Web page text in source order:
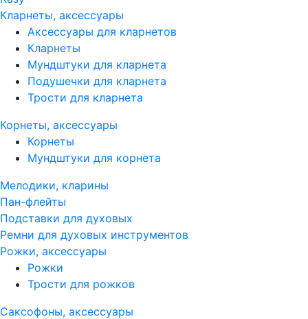
Кларнеты, аксессуары
Аксессуары для кларнетов
Кларнеты
Мундштуки для кларнета
Подушечки для кларнета
Трости для кларнета
Корнеты, аксессуары
Корнеты
Мундштуки для корнета
Мелодики, кларины
Пан-флейты
Подставки для духовых
Ремни для духовых инструментов
Рожки, аксессуары
Рожки
Трости для рожков
Саксофоны, аксессуары